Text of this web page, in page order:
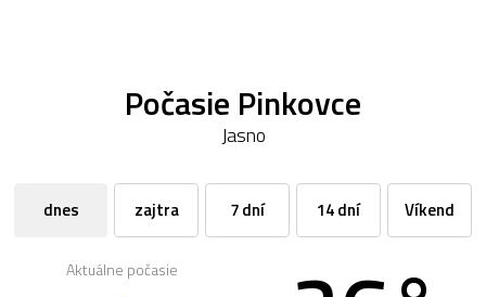
Počasie Pinkovce
Jasno
dnes zajtra 7 dní 14 dní Víkend
Aktuálne počasie